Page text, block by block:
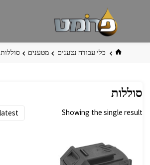
בית כלי עבודה נטענים מטענים סוללות
סוללות
Showing the single result